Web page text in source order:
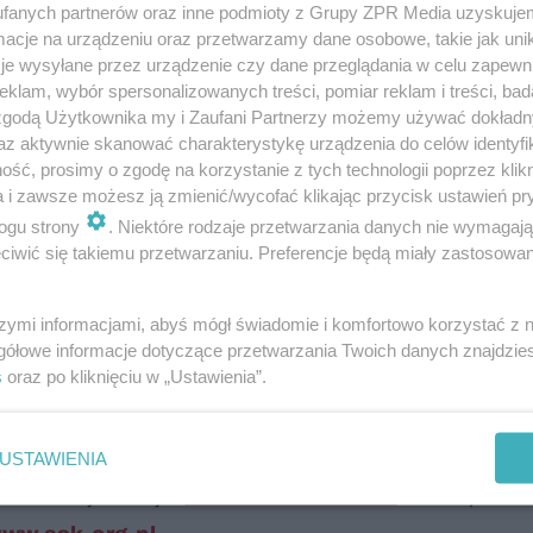
L. Bürgi – Studio Bürgi, 1998- 2000. Fot. materiały SAK
krajobrazu – trendy, technologie i praktyka,
i jego rola w kształtowaniu przestrzeni
Szwecji, Hiszpanii oraz Czech, Polski, Słowacji i
oraz Lisa Diedrich (Landscape Architecture
Współczesna architektura krajobrazu w krajach
zilustruje wystawa „Współczesna architektura
dziesięć zrealizowanych projektów z
stowarzyszeniami z Czech, Słowacji oraz Węgier.
partnerów oraz inne podmioty z Grupy ZPR Media
na urządzeniu oraz przetwarzamy dane osobowe, takie jak
wysyłane przez urządzenie czy dane przeglądania w celu
wybór spersonalizowanych treści, pomiar reklam i treści,
Użytkownika my i Zaufani Partnerzy możemy używać
aktywnie skanować charakterystykę urządzenia do celów
prosimy o zgodę na korzystanie z tych technologii poprzez
i zawsze możesz ją zmienić/wycofać klikając przycisk ustawień
strony
. Niektóre rodzaje przetwarzania danych nie
się takiemu przetwarzaniu. Preferencje będą miały
informacjami, abyś mógł świadomie i komfortowo korzystać z
informacje dotyczące przetwarzania Twoich danych
oraz po kliknięciu w „Ustawienia”.
USTAWIENIA